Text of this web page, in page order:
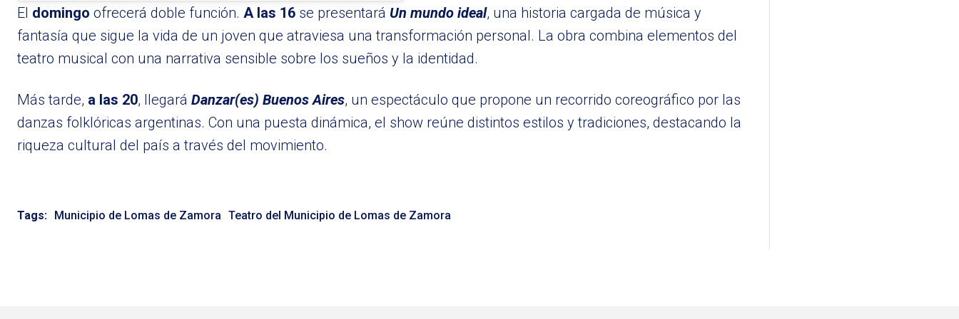
El domingo ofrecerá doble función. A las 16 se presentará Un mundo ideal, una historia cargada de música y
fantasía que sigue la vida de un joven que atraviesa una transformación personal. La obra combina elementos del
teatro musical con una narrativa sensible sobre los sueños y la identidad.
Más tarde, a las 20, llegará Danzar(es) Buenos Aires, un espectáculo que propone un recorrido coreográfico por las
danzas folklóricas argentinas. Con una puesta dinámica, el show reúne distintos estilos y tradiciones, destacando la
riqueza cultural del país a través del movimiento.
Tags: Municipio de Lomas de Zamora Teatro del Municipio de Lomas de Zamora